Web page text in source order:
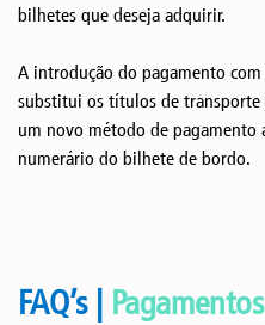
bilhetes que deseja adquirir.
A introdução do pagamento
substitui os títulos de transporte
um novo método de
numerário do bilhete de bordo.
FAQ’s | Pagamentos